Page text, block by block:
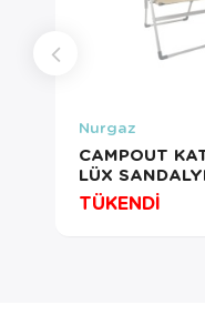
Nurgaz
CAMPOUT
LÜX
TÜKENDİ